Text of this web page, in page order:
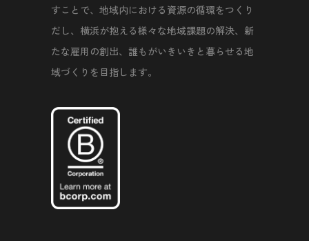
すことで、地域内における資源の循環をつくり
だし、横浜が抱える様々な地域課題の解決、新
たな雇用の創出、誰もがいきいきと暮らせる地
域づくりを目指します。